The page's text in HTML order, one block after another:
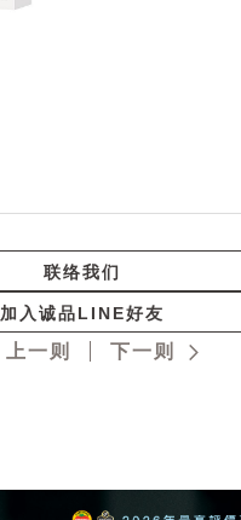
联络我们
加入诚品LINE好友
上一则 下一则